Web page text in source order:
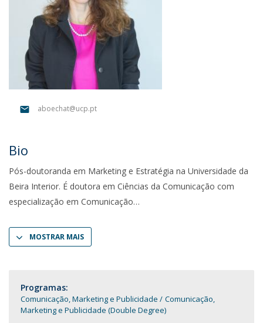
aboechat@ucp.pt
Bio
Pós-doutoranda em Marketing e Estratégia na Universidade da
Beira Interior. É doutora em Ciências da Comunicação com
especialização em Comunicação
MOSTRAR MAIS
Programas:
Comunicação, Marketing e Publicidade
Comunicação,
Marketing e Publicidade (Double Degree)